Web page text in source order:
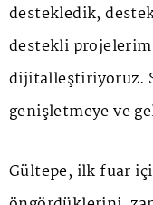
destekledik,
destekli
dijitalleştiriyoruz.
genişletmeye ve
Gültepe, ilk fuar